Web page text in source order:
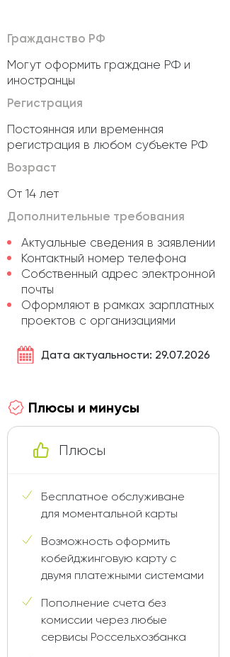
Гражданство РФ
Могут оформить граждане РФ и
иностранцы
Регистрация
Постоянная или временная
регистрация в любом субъекте РФ
Возраст
От 14 лет
Дополнительные требования
Актуальные сведения в заявлении
Контактный номер телефона
Собственный адрес электронной
почты
Оформляют в рамках зарплатных
проектов с организациями
Дата актуальности: 29.07.2026
Плюсы и минусы
Плюсы
Бесплатное обслуживане
для моментальной карты
Возможность оформить
кобейджинговую карту с
двумя платежными системами
Пополнение счета без
комиссии через любые
сервисы Россельхозбанка